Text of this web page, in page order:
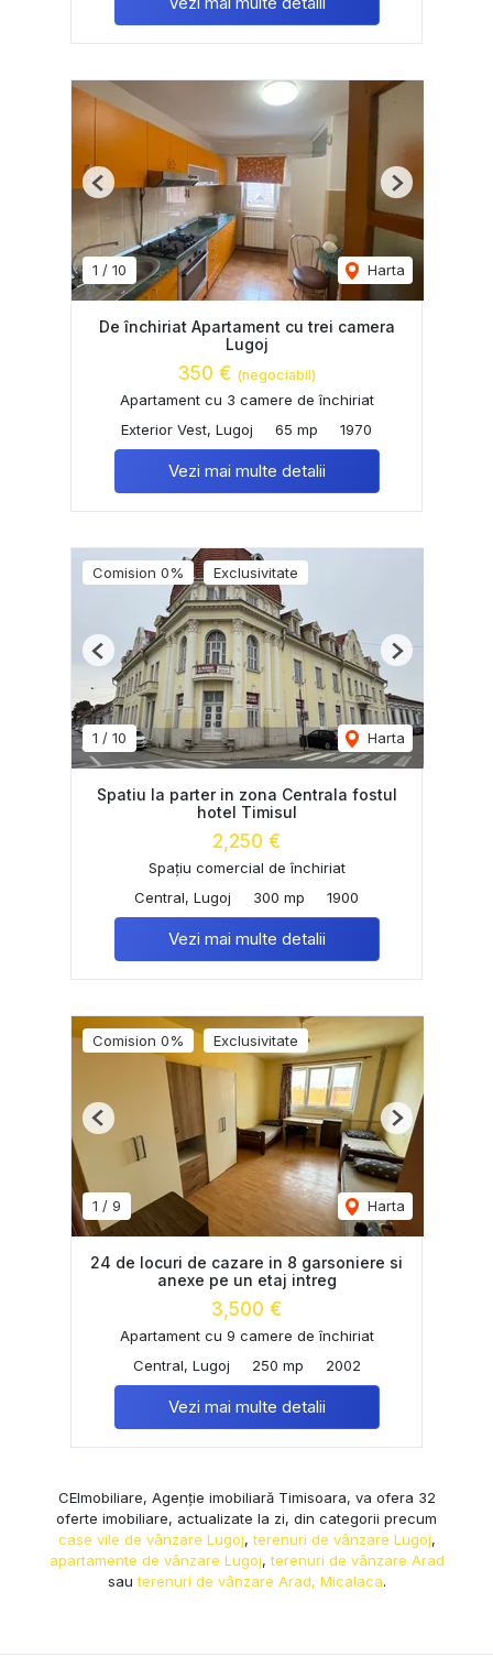
1 / 10 Harta
Previous Next
De închiriat Apartament cu trei camera
Lugoj
350 € (negociabil)
Apartament cu 3 camere de închiriat
Exterior Vest, Lugoj
65 mp 1970
Vezi mai multe detalii
Comision 0% Exclusivitate
1 / 10 Harta
Previous Next
Spatiu la parter in zona Centrala fostul
hotel Timisul
2,250 €
Spațiu comercial de închiriat
Central, Lugoj
300 mp 1900
Vezi mai multe detalii
Comision 0% Exclusivitate
1 / 9 Harta
Previous Next
24 de locuri de cazare in 8 garsoniere si
anexe pe un etaj intreg
3,500 €
Apartament cu 9 camere de închiriat
Central, Lugoj
250 mp 2002
Vezi mai multe detalii
CEImobiliare, Agenție imobiliară Timisoara, va ofera 32
oferte imobiliare, actualizate la zi, din categorii precum
case vile de vânzare Lugoj,terenuri de vânzare Lugoj,
apartamente de vânzare Lugoj,terenuri de vânzare Arad
sauterenuri de vânzare Arad, Micalaca.